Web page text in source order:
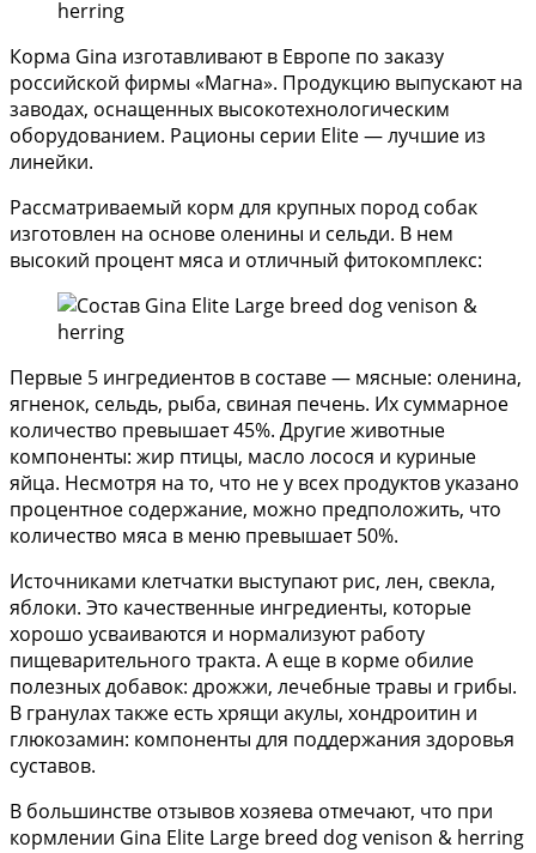
Корма Gina изготавливают в Европе по заказу
российской фирмы «Магна». Продукцию выпускают на
заводах, оснащенных высокотехнологическим
оборудованием. Рационы серии Elite — лучшие из
линейки.
Рассматриваемый корм для крупных пород собак
изготовлен на основе оленины и сельди. В нем
высокий процент мяса и отличный фитокомплекс:
Первые 5 ингредиентов в составе — мясные: оленина,
ягненок, сельдь, рыба, свиная печень. Их суммарное
количество превышает 45%. Другие животные
компоненты: жир птицы, масло лосося и куриные
яйца. Несмотря на то, что не у всех продуктов указано
процентное содержание, можно предположить, что
количество мяса в меню превышает 50%.
Источниками клетчатки выступают рис, лен, свекла,
яблоки. Это качественные ингредиенты, которые
хорошо усваиваются и нормализуют работу
пищеварительного тракта. А еще в корме обилие
полезных добавок: дрожжи, лечебные травы и грибы.
В гранулах также есть хрящи акулы, хондроитин и
глюкозамин: компоненты для поддержания здоровья
суставов.
В большинстве отзывов хозяева отмечают, что при
кормлении Gina Elite Large breed dog venison & herring